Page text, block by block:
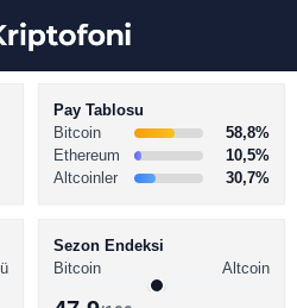
Pay Tablosu
Bitcoin
58,8%
Ethereum
10,5%
Altcoinler
30,7%
Sezon Endeksi
Bitcoin
Altcoin